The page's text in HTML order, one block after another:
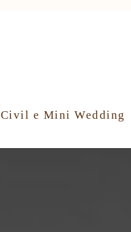
Civil e Mini Wedding